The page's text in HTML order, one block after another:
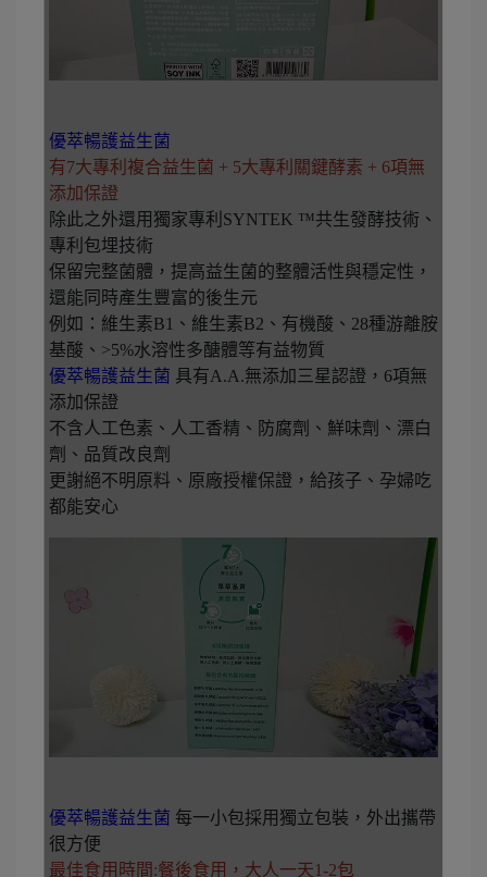
優萃暢護益生菌
有7大專利複合益生菌 + 5大專利關鍵酵素 + 6項無
添加保證
除此之外還用獨家專利SYNTEK ™共生發酵技術、
專利包埋技術
保留完整菌體，提高益生菌的整體活性與穩定性，
還能同時產生豐富的後生元
例如：維生素B1、維生素B2、有機酸、28種游離胺
基酸、>5%水溶性多醣體等有益物質
優萃暢護益生菌 具有A.A.無添加三星認證，6項無
添加保證
不含人工色素、人工香精、防腐劑、鮮味劑、漂白
劑、品質改良劑
更謝絕不明原料、原廠授權保證，給孩子、孕婦吃
都能安心
優萃暢護益生菌 每一小包採用獨立包裝，外出攜帶
很方便
最佳食用時間:餐後食用，大人一天1-2包